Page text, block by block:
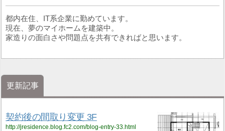
都内在住、IT系企業に勤めています。
現在、夢のマイホームを建築中。
家造りの面白さや問題点を共有できればと思います。
更新記事
契約後の間取り変更 3F
http://jresidence.blog.fc2.com/blog-entry-33.html